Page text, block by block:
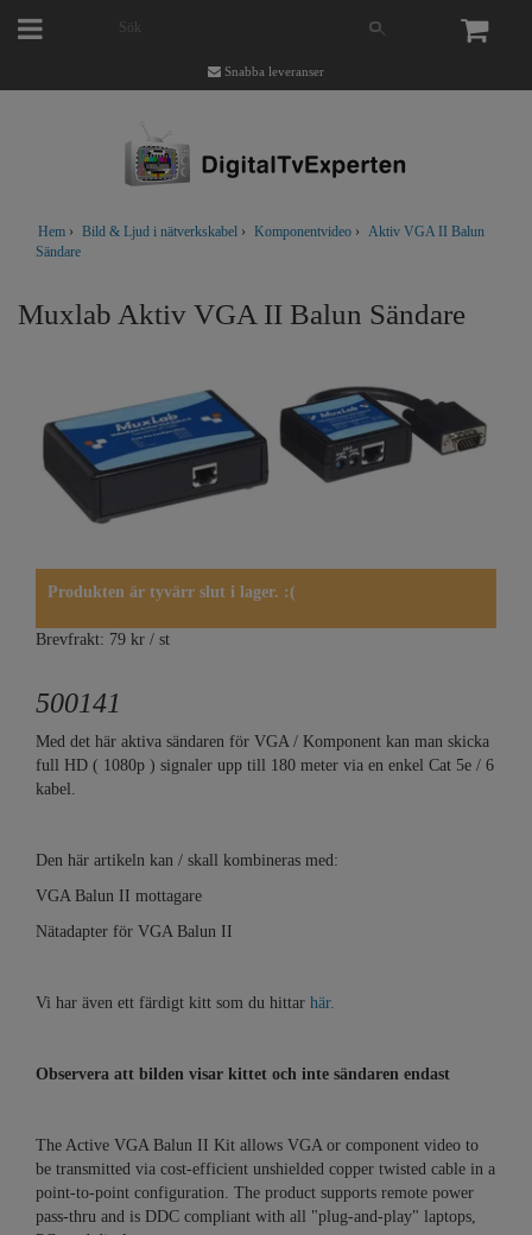
Snabba leveranser
Hem › Bild & Ljud i nätverkskabel › Komponentvideo › Aktiv VGA II Balun
Sändare
Muxlab Aktiv VGA II Balun Sändare
Produkten är tyvärr slut i lager. :(
Brevfrakt: 79 kr / st
500141
Med det här aktiva sändaren för VGA / Komponent kan man skicka
full HD ( 1080p ) signaler upp till 180 meter via en enkel Cat 5e / 6
kabel.
Den här artikeln kan / skall kombineras med:
VGA Balun II mottagare
Nätadapter för VGA Balun II
Vi har även ett färdigt kitt som du hittar här.
Observera att bilden visar kittet och inte sändaren endast
The Active VGA Balun II Kit allows VGA or component video to
be transmitted via cost-efficient unshielded copper twisted cable in a
point-to-point configuration. The product supports remote power
pass-thru and is DDC compliant with all "plug-and-play" laptops,